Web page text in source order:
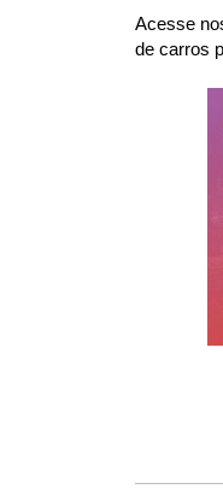
Acesse
de carros